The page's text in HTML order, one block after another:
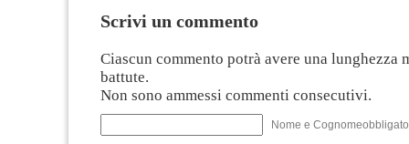
Scrivi un commento
Ciascun commento potrà avere una lunghezza
battute.
Non sono ammessi commenti consecutivi.
Nome e